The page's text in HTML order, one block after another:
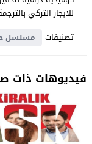
للايجار التركي
تصنيفات
مسلسل
فيديوهات ذات